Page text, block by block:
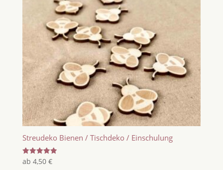
Streudeko Bienen / Tischdeko / Einschulung
Bewertet
mit
ab 4,50 €